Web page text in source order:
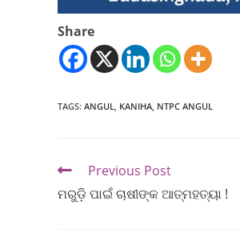
Share
TAGS: ANGUL KANIHA NTPC ANGUL
Previous Post
ମରୁଡ଼ି ପାଇଁ ଚାଷୀଙ୍କ ଆତ୍ମହତ୍ୟା !